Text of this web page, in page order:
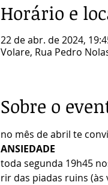
Horário e
22 de abr. de 2024,
Volare, Rua Pedro
Sobre o
no mês de abril te
ANSIEDADE
toda segunda 19h45
rir das piadas ruins (às